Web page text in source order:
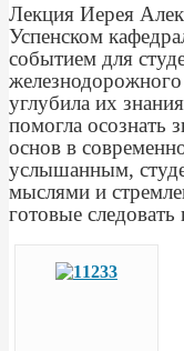
Лекция Иерея
Успенском
событием для
углубила их
помогла осознать
основ в
услышанным,
мыслями и
готовые